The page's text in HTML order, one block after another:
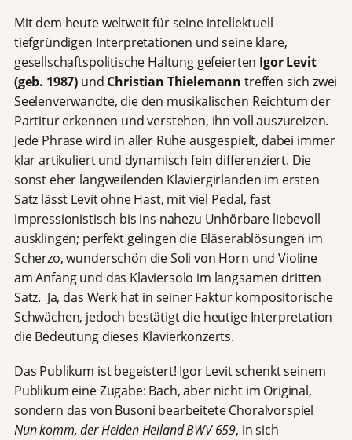
Mit dem heute weltweit für seine intellektuell
tiefgründigen Interpretationen und seine klare,
gesellschaftspolitische Haltung gefeierten Igor Levit
(geb. 1987) und Christian Thielemann treffen sich zwei
Seelenverwandte, die den musikalischen Reichtum der
Partitur erkennen und verstehen, ihn voll auszureizen.
Jede Phrase wird in aller Ruhe ausgespielt, dabei immer
klar artikuliert und dynamisch fein differenziert. Die
sonst eher langweilenden Klaviergirlanden im ersten
Satz lässt Levit ohne Hast, mit viel Pedal, fast
impressionistisch bis ins nahezu Unhörbare liebevoll
ausklingen; perfekt gelingen die Bläserablösungen im
Scherzo, wunderschön die Soli von Horn und Violine
am Anfang und das Klaviersolo im langsamen dritten
Satz. Ja, das Werk hat in seiner Faktur kompositorische
Schwächen, jedoch bestätigt die heutige Interpretation
die Bedeutung dieses Klavierkonzerts.
Das Publikum ist begeistert! Igor Levit schenkt seinem
Publikum eine Zugabe: Bach, aber nicht im Original,
sondern das von Busoni bearbeitete Choralvorspiel
Nun komm, der Heiden Heiland BWV 659, in sich